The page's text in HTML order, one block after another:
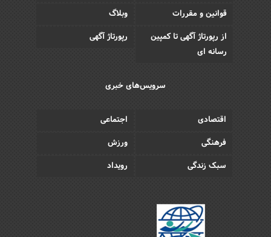
قوانین و مقررات
وبلاگ
از رپورتاژ آگهی تا کمپین
رسانه ای
رپورتاژ آگهی
سرویس‌های خبری
اقتصادی
اجتماعی
فرهنگی
ورزش
سبک زندگی
رویداد